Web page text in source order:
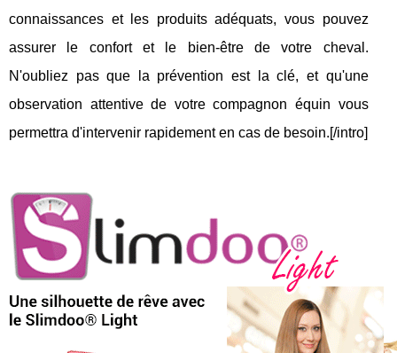
connaissances et les produits adéquats, vous pouvez
assurer le confort et le bien-être de votre cheval.
N'oubliez pas que la prévention est la clé, et qu'une
observation attentive de votre compagnon équin vous
permettra d'intervenir rapidement en cas de besoin.[/intro]